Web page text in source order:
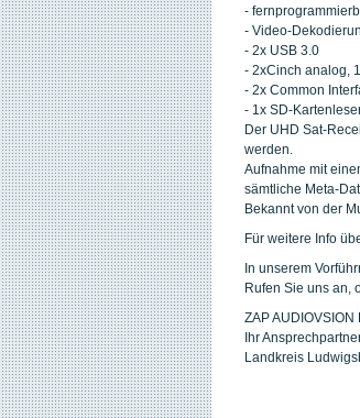
-
- Video-
- 2x USB 3.0
- 2xCinch analog,
- 2x Common
- 1x SD-
Der UHD Sat-
werden.
Aufnahme mit
sämtliche Meta-
Bekannt von der
Für weitere Info
In unserem
Rufen Sie uns an,
ZAP
Ihr
Landkreis